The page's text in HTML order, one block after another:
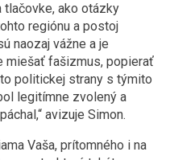
tlačovke, ako otázky
regiónu a postoj
naozaj vážne a je
miešať fašizmus, popierať
politickej strany s týmito
legitímne zvolený a
avizuje Simon.
Vaša, prítomného i na